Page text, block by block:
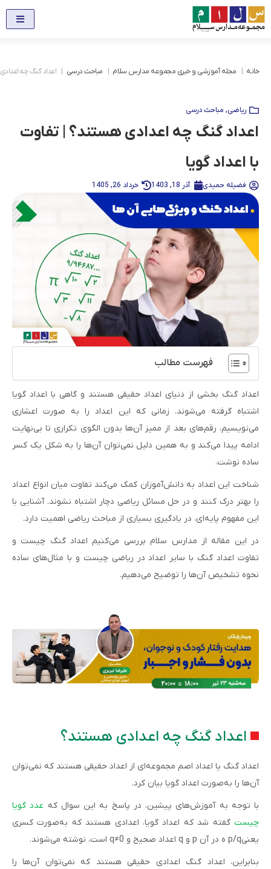
خانه مجله آموزشی و خبری مجموعه مدارس سلام مباحث درسی اعداد گنگ چه اعدادی
ریاضی, مباحث درسی
اعداد گنگ چه اعدادی هستند؟ | تفاوت
با اعداد گویا
فضیله حمیدی آذر 18, 1403 خرداد 26, 1405
فهرست مطالب
اعداد گنگ بخشی از دنیای اعداد حقیقی هستند و گاهی با اعداد گویا
اشتباه گرفته می‌شوند. زمانی که این اعداد را به صورت اعشاری
می‌نویسیم، رقم‌های بعد از ممیز آن‌ها بدون الگوی تکراری تا بی‌نهایت
ادامه پیدا می‌کند و به همین دلیل نمی‌توان آن‌ها را به شکل یک کسر
ساده نوشت.
شناخت این اعداد به دانش‌آموزان کمک می‌کند تفاوت میان انواع اعداد
را بهتر درک کنند و در حل مسائل ریاضی دچار اشتباه نشوند. آشنایی با
این مفهوم پایه‌ای، در یادگیری بسیاری از مباحث ریاضی اهمیت دارد.
در این مقاله از مدارس سلام بررسی می‌کنیم اعداد گنگ چیست و
تفاوت اعداد گنگ با سایر اعداد در ریاضی چیست و با مثال‌های ساده
نحوه تشخیص آن‌ها را توضیح می‌دهیم.
اعداد گنگ چه اعدادی هستند؟
اعداد گنگ یا اعداد اصم مجموعه‌ای از اعداد حقیقی هستند که نمی‌توان
آن‌ها را به‌صورت اعداد گویا بیان کرد.
با توجه به آموزش‌های پیشین، در پاسخ به این سوال که عدد گویا
چیست گفته شد که اعداد گویا، اعدادی هستند که به‌صورت کسری
یعنیp/q ه در آن p و q اعداد صحیح و q≠0 است، نوشته می‌شوند.
بنابراین، اعداد گنگ اعدادی حقیقی هستند که نمی‌توان آن‌ها را